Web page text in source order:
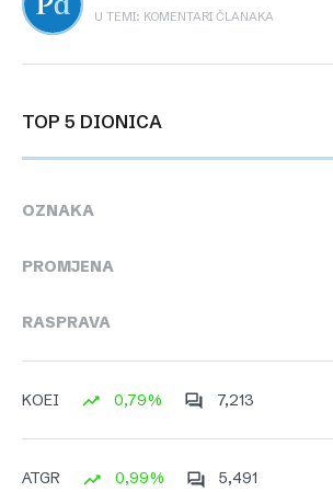
U TEMI: KOMENTARI ČLANAKA
TOP 5 DIONICA
OZNAKA
PROMJENA
RASPRAVA
KOEI 0,79% 7,213
ATGR 0,99% 5,491